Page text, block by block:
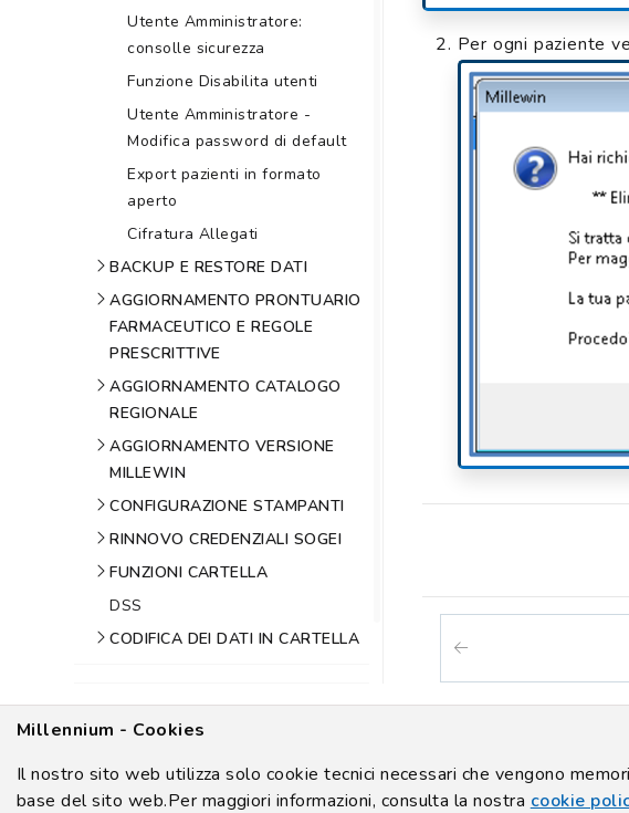
Utente Amministratore:
consolle sicurezza
Funzione Disabilita utenti
Utente Amministratore -
Modifica password di default
Export pazienti in formato
aperto
Cifratura Allegati
BACKUP E RESTORE DATI
AGGIORNAMENTO PRONTUARIO
FARMACEUTICO E REGOLE
PRESCRITTIVE
AGGIORNAMENTO CATALOGO
REGIONALE
AGGIORNAMENTO VERSIONE
MILLEWIN
CONFIGURAZIONE STAMPANTI
RINNOVO CREDENZIALI SOGEI
FUNZIONI CARTELLA
DSS
CODIFICA DEI DATI IN CARTELLA
UTILIZZARE I SERVIZI MEF -
ESTRAZIONI DATI MILLEWIN
Per ogni paziente
Millennium - Cookies
Il nostro sito web utilizza solo cookie tecnici necessari che vengono
base del sito web.Per maggiori informazioni, consulta la nostra cookie